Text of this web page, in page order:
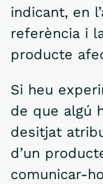
indicant, en
referència i
producte
Si heu
de que algú
desitjat
d’un
comunicar-